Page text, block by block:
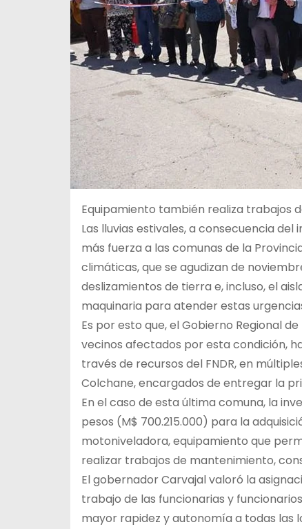
Equipamiento también realiza trabajos
Las lluvias estivales, a consecuencia
más fuerza a las comunas de la
climáticas, que se agudizan de
deslizamientos de tierra e, incluso, el
maquinaria para atender estas
Es por esto que, el Gobierno Regional
vecinos afectados por esta condición,
través de recursos del FNDR, en
Colchane, encargados de entregar la
En el caso de esta última comuna, la
pesos (M$ 700.215.000) para la
motoniveladora, equipamiento que
realizar trabajos de mantenimiento,
El gobernador Carvajal valoró la
trabajo de las funcionarias y
mayor rapidez y autonomía a todas las